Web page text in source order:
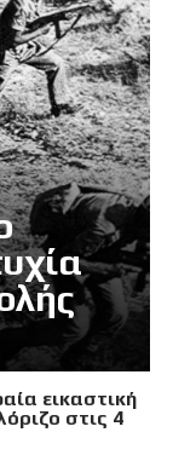
εικαστική
στις 4